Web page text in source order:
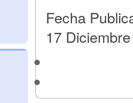
Fecha
17